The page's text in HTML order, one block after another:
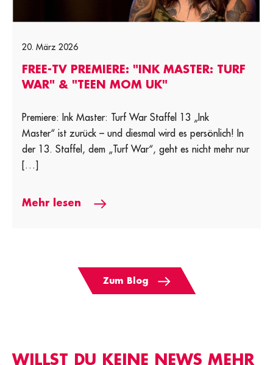
20. März 2026
FREE-TV PREMIERE: "INK MASTER: TURF
WAR" & "TEEN MOM UK"
Premiere: Ink Master: Turf War Staffel 13 „Ink
Master“ ist zurück – und diesmal wird es persönlich! In
der 13. Staffel, dem „Turf War“, geht es nicht mehr nur
[…]
Mehr lesen
Zum Blog
WILLST DU KEINE NEWS MEHR